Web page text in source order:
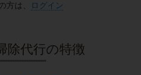
方は、 ログイン
除代行の特徴